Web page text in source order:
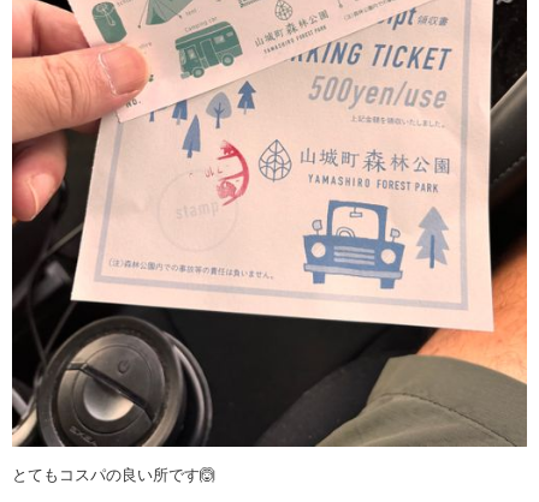
とてもコスパの良い所です🙆